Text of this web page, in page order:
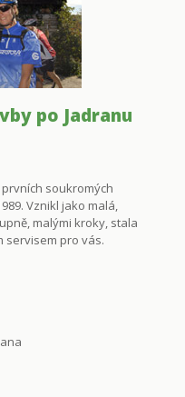
po Jadranu
prvních soukromých
Vznikl jako malá,
malými kroky, stala
servisem pro vás.